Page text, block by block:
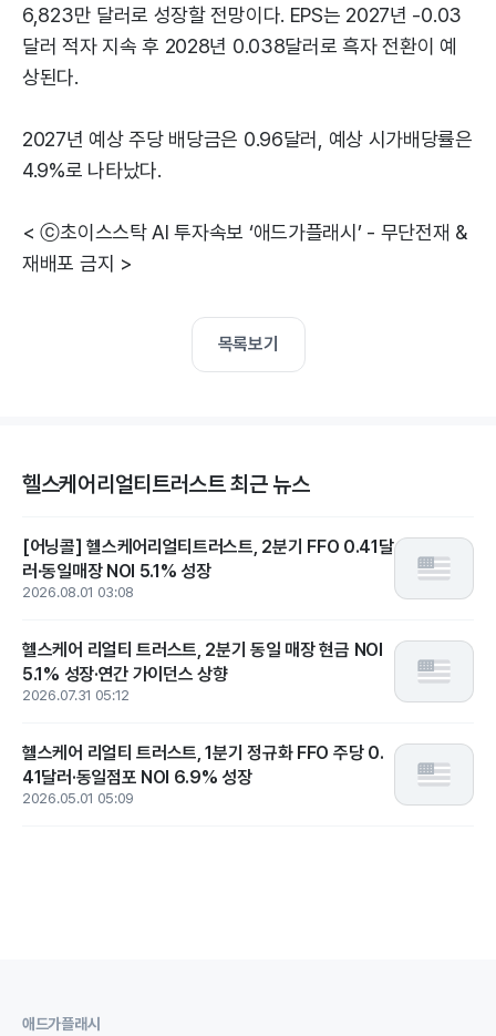
6,823만 달러로 성장할 전망이다. EPS는 2027년 -0.03
달러 적자 지속 후 2028년 0.038달러로 흑자 전환이 예
상된다.
2027년 예상 주당 배당금은 0.96달러, 예상 시가배당률은
4.9%로 나타났다.
< ⓒ초이스스탁 AI 투자속보 ‘애드가플래시’ - 무단전재 &
재배포 금지 >
목록보기
헬스케어리얼티트러스트 최근 뉴스
[어닝콜] 헬스케어리얼티트러스트, 2분기 FFO 0.41달
러·동일매장 NOI 5.1% 성장
2026.08.01 03:08
헬스케어 리얼티 트러스트, 2분기 동일 매장 현금 NOI
5.1% 성장·연간 가이던스 상향
2026.07.31 05:12
헬스케어 리얼티 트러스트, 1분기 정규화 FFO 주당 0.
41달러·동일점포 NOI 6.9% 성장
2026.05.01 05:09
애드가플래시